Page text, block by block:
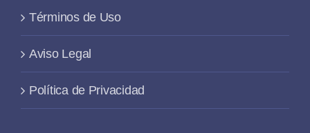
Términos de Uso
Aviso Legal
Política de Privacidad